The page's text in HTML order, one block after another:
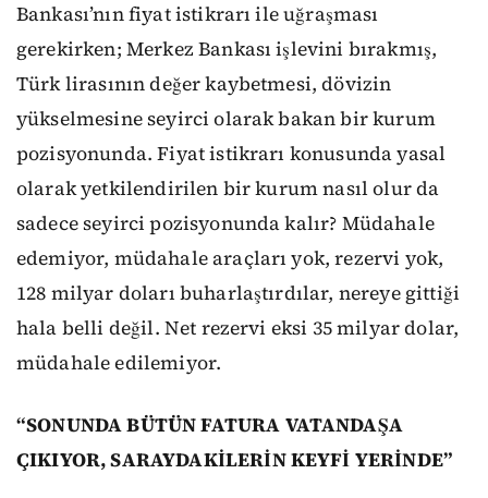
Bankası’nın fiyat istikrarı ile uğraşması
gerekirken; Merkez Bankası işlevini bırakmış,
Türk lirasının değer kaybetmesi, dövizin
yükselmesine seyirci olarak bakan bir kurum
pozisyonunda. Fiyat istikrarı konusunda yasal
olarak yetkilendirilen bir kurum nasıl olur da
sadece seyirci pozisyonunda kalır? Müdahale
edemiyor, müdahale araçları yok, rezervi yok,
128 milyar doları buharlaştırdılar, nereye gittiği
hala belli değil. Net rezervi eksi 35 milyar dolar,
müdahale edilemiyor.
“SONUNDA BÜTÜN FATURA VATANDAŞA
ÇIKIYOR, SARAYDAKİLERİN KEYFİ YERİNDE”